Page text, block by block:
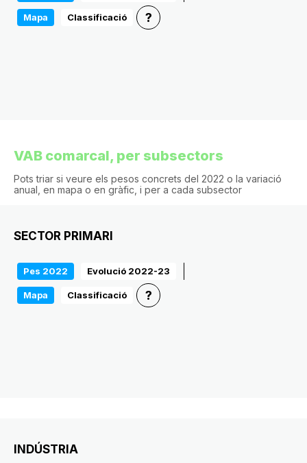
?
Mapa Classificació
VAB comarcal, per subsectors
Pots triar si veure els pesos concrets del 2022 o la variació
anual, en mapa o en gràfic, i per a cada subsector
SECTOR PRIMARI
?
Pes 2022 Evolució 2022-23
Mapa Classificació
INDÚSTRIA